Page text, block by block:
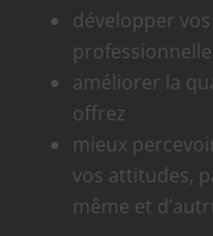
développer
améliorer la
offrez
mieux
vos attitudes,
même et